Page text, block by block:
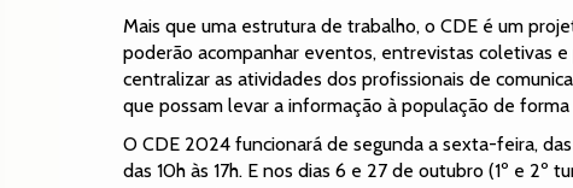
Mais que uma estrutura de trabalho, o CDE é um
poderão acompanhar eventos, entrevistas coletivas
centralizar as atividades dos profissionais de
que possam levar a informação à população de
O CDE 2024 funcionará de segunda a sexta-feira,
das 10h às 17h. E nos dias 6 e 27 de outubro (1º e